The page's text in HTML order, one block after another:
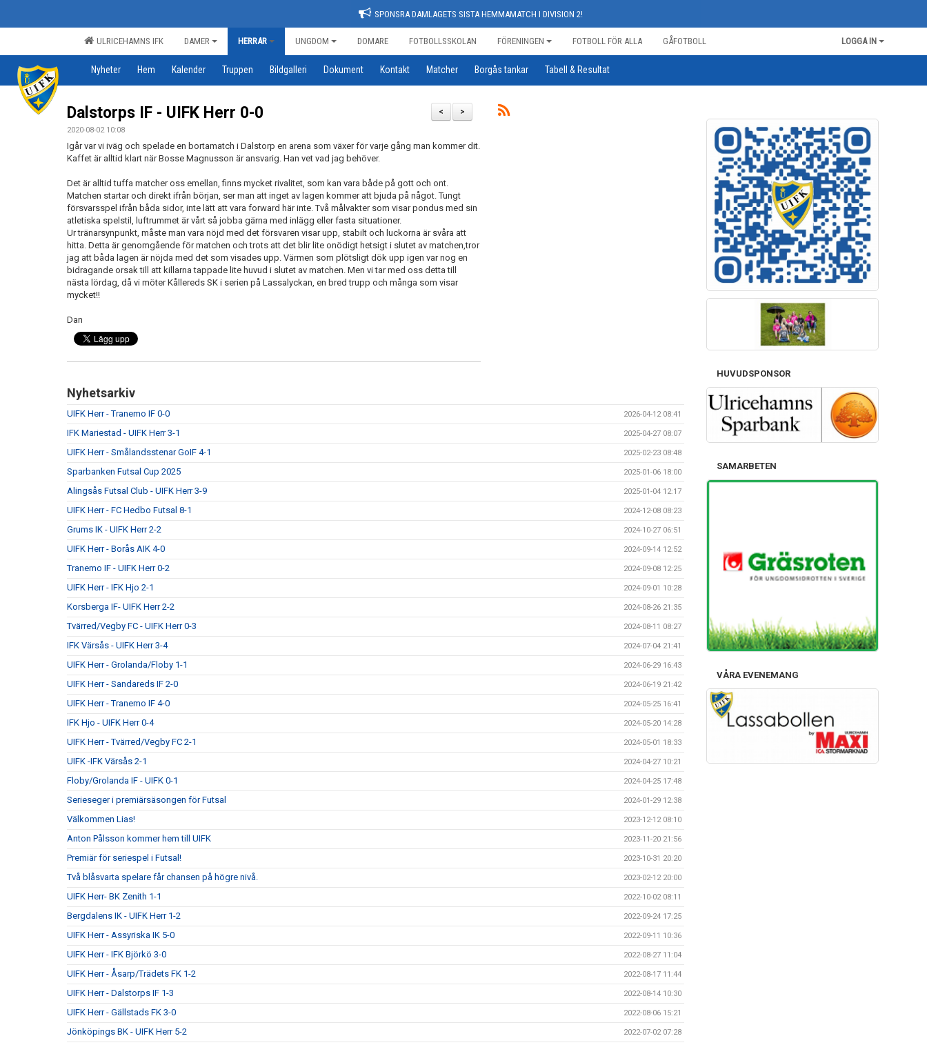
SPONSRA DAMLAGETS SISTA HEMMAMATCH I DIVISION 2!
ULRICEHAMNS IFK DAMER HERRAR UNGDOM DOMARE FOTBOLLSSKOLAN FÖRENINGEN FOTBOLL FÖR ALLA GÅFOTBOLL LOGGA IN
Nyheter Hem Kalender Truppen Bildgalleri Dokument Kontakt Matcher Borgås tankar Tabell & Resultat
>
<
Dalstorps IF - UIFK Herr 0-0
2020-08-02 10:08
Igår var vi iväg och spelade en bortamatch i Dalstorp en arena som växer för varje gång man kommer dit.
Kaffet är alltid klart när Bosse Magnusson är ansvarig. Han vet vad jag behöver.
Det är alltid tuffa matcher oss emellan, finns mycket rivalitet, som kan vara både på gott och ont.
Matchen startar och direkt ifrån början, ser man att inget av lagen kommer att bjuda på något. Tungt
försvarsspel ifrån båda sidor, inte lätt att vara forward här inte. Två målvakter som visar pondus med sin
atletiska spelstil, luftrummet är vårt så jobba gärna med inlägg eller fasta situationer.
Ur tränarsynpunkt, måste man vara nöjd med det försvaren visar upp, stabilt och luckorna är svåra att
hitta. Detta är genomgående för matchen och trots att det blir lite onödigt hetsigt i slutet av matchen,tror
jag att båda lagen är nöjda med det som visades upp. Värmen som plötsligt dök upp igen var nog en
bidragande orsak till att killarna tappade lite huvud i slutet av matchen. Men vi tar med oss detta till
nästa lördag, då vi möter Kållereds SK i serien på Lassalyckan, en bred trupp och många som visar
mycket!!
Dan
Nyhetsarkiv
UIFK Herr - Tranemo IF 0-0 2026-04-12 08:41
IFK Mariestad - UIFK Herr 3-1 2025-04-27 08:07
UIFK Herr - Smålandsstenar GoIF 4-1 2025-02-23 08:48
Sparbanken Futsal Cup 2025 2025-01-06 18:00
Alingsås Futsal Club - UIFK Herr 3-9 2025-01-04 12:17
UIFK Herr - FC Hedbo Futsal 8-1 2024-12-08 08:23
Grums IK - UIFK Herr 2-2 2024-10-27 06:51
UIFK Herr - Borås AIK 4-0 2024-09-14 12:52
Tranemo IF - UIFK Herr 0-2 2024-09-08 12:25
UIFK Herr - IFK Hjo 2-1 2024-09-01 10:28
Korsberga IF- UIFK Herr 2-2 2024-08-26 21:35
Tvärred/Vegby FC - UIFK Herr 0-3 2024-08-11 08:27
IFK Värsås - UIFK Herr 3-4 2024-07-04 21:41
UIFK Herr - Grolanda/Floby 1-1 2024-06-29 16:43
UIFK Herr - Sandareds IF 2-0 2024-06-19 21:42
UIFK Herr - Tranemo IF 4-0 2024-05-25 16:41
IFK Hjo - UIFK Herr 0-4 2024-05-20 14:28
UIFK Herr - Tvärred/Vegby FC 2-1 2024-05-01 18:33
UIFK -IFK Värsås 2-1 2024-04-27 10:21
Floby/Grolanda IF - UIFK 0-1 2024-04-25 17:48
Serieseger i premiärsäsongen för Futsal 2024-01-29 12:38
Välkommen Lias! 2023-12-12 08:10
Anton Pålsson kommer hem till UIFK 2023-11-20 21:56
Premiär för seriespel i Futsal! 2023-10-31 20:20
Två blåsvarta spelare får chansen på högre nivå. 2023-02-12 20:00
UIFK Herr- BK Zenith 1-1 2022-10-02 08:11
Bergdalens IK - UIFK Herr 1-2 2022-09-24 17:25
UIFK Herr - Assyriska IK 5-0 2022-09-11 10:36
UIFK Herr - IFK Björkö 3-0 2022-08-27 11:04
UIFK Herr - Åsarp/Trädets FK 1-2 2022-08-17 11:44
UIFK Herr - Dalstorps IF 1-3 2022-08-14 10:30
UIFK Herr - Gällstads FK 3-0 2022-08-06 15:21
Jönköpings BK - UIFK Herr 5-2 2022-07-02 07:28
HUVUDSPONSOR
SAMARBETEN
VÅRA EVENEMANG